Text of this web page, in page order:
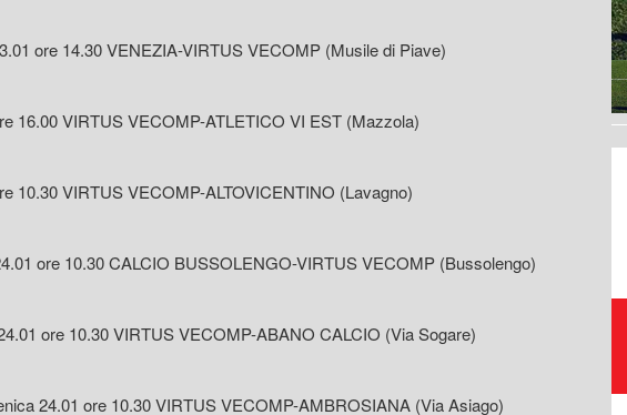
ore 14.30 VENEZIA-VIRTUS VECOMP (Musile di Piave)
16.00 VIRTUS VECOMP-ATLETICO VI EST (Mazzola)
10.30 VIRTUS VECOMP-ALTOVICENTINO (Lavagno)
ore 10.30 CALCIO BUSSOLENGO-VIRTUS VECOMP (Bussolengo)
ore 10.30 VIRTUS VECOMP-ABANO CALCIO (Via Sogare)
24.01 ore 10.30 VIRTUS VECOMP-AMBROSIANA (Via Asiago)
Raccolta, trasporto,